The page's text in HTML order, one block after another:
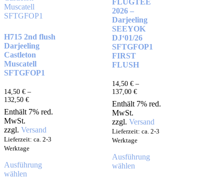
H715 2nd flush
Darjeeling
Castleton
Muscatell
SFTGFOP1
14,50 € –
132,50 €
Enthält 7% red.
MwSt.
zzgl. Versand
Lieferzeit: ca. 2-3
Werktage
Ausführung
wählen
2026 –
Darjeeling
SEEYOK
DJ‘01/26
SFTGFOP1
FIRST
FLUSH
14,50 € –
137,00 €
Enthält 7% red.
MwSt.
zzgl. Versand
Lieferzeit: ca. 2-3
Werktage
Ausführung
wählen